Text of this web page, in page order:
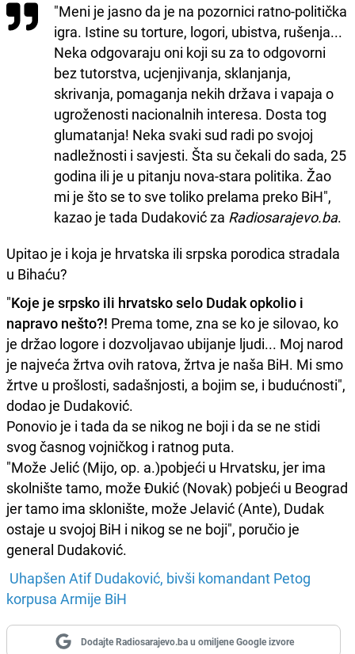
"Meni je jasno da je na pozornici ratno-politička
igra. Istine su torture, logori, ubistva, rušenja...
Neka odgovaraju oni koji su za to odgovorni
bez tutorstva, ucjenjivanja, sklanjanja,
skrivanja, pomaganja nekih država i vapaja o
ugroženosti nacionalnih interesa. Dosta tog
glumatanja! Neka svaki sud radi po svojoj
nadležnosti i savjesti. Šta su čekali do sada, 25
godina ili je u pitanju nova-stara politika. Žao
mi je što se to sve toliko prelama preko BiH",
kazao je tada Dudaković za Radiosarajevo.ba.
Upitao je i koja je hrvatska ili srpska porodica stradala
u Bihaću?
"Koje je srpsko ili hrvatsko selo Dudak opkolio i
napravo nešto?! Prema tome, zna se ko je silovao, ko
je držao logore i dozvoljavao ubijanje ljudi... Moj narod
je najveća žrtva ovih ratova, žrtva je naša BiH. Mi smo
žrtve u prošlosti, sadašnjosti, a bojim se, i budućnosti",
dodao je Dudaković.
Ponovio je i tada da se nikog ne boji i da se ne stidi
svog časnog vojničkog i ratnog puta.
"Može Jelić (Mijo, op. a.)pobjeći u Hrvatsku, jer ima
skolnište tamo, može Đukić (Novak) pobjeći u Beograd
jer tamo ima sklonište, može Jelavić (Ante), Dudak
ostaje u svojoj BiH i nikog se ne boji", poručio je
general Dudaković.
Uhapšen Atif Dudaković, bivši komandant Petog
korpusa Armije BiH
Dodajte Radiosarajevo.ba u omiljene Google izvore